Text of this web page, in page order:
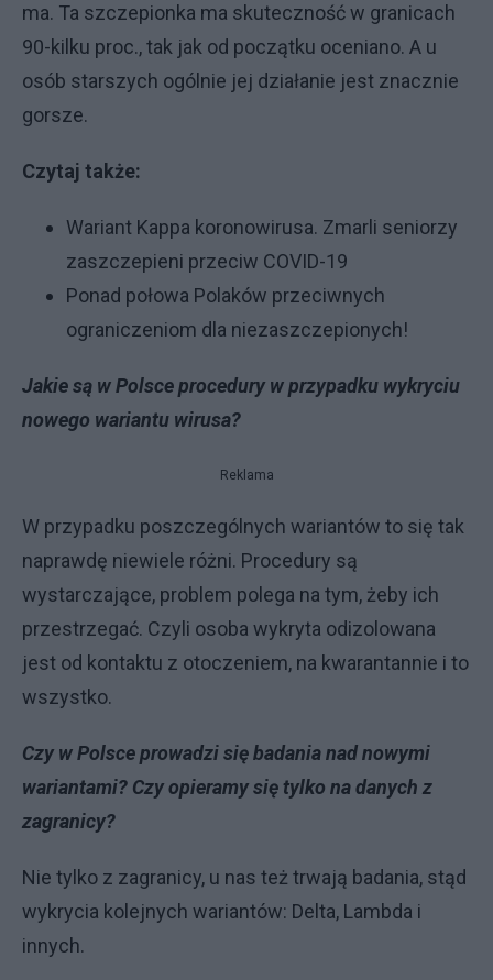
ma. Ta szczepionka ma skuteczność w granicach
90-kilku proc., tak jak od początku oceniano. A u
osób starszych ogólnie jej działanie jest znacznie
gorsze.
Czytaj także:
Wariant Kappa koronowirusa. Zmarli seniorzy
zaszczepieni przeciw COVID-19
Ponad połowa Polaków przeciwnych
ograniczeniom dla niezaszczepionych!
Jakie są w Polsce procedury w przypadku wykryciu
nowego wariantu wirusa?
Reklama
W przypadku poszczególnych wariantów to się tak
naprawdę niewiele różni. Procedury są
wystarczające, problem polega na tym, żeby ich
przestrzegać. Czyli osoba wykryta odizolowana
jest od kontaktu z otoczeniem, na kwarantannie i to
wszystko.
Czy w Polsce prowadzi się badania nad nowymi
wariantami? Czy opieramy się tylko na danych z
zagranicy?
Nie tylko z zagranicy, u nas też trwają badania, stąd
wykrycia kolejnych wariantów: Delta, Lambda i
innych.